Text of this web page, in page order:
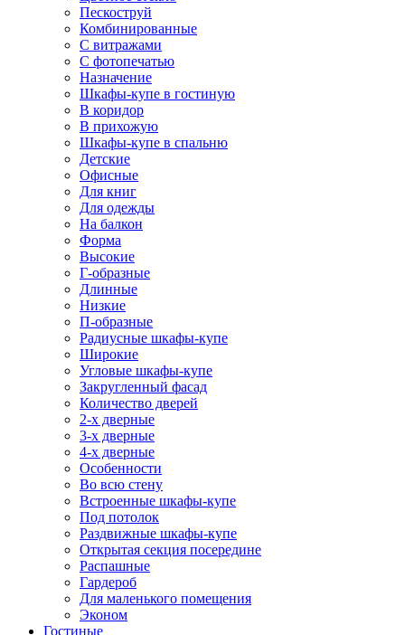
Пескоструй
Комбинированные
С витражами
С фотопечатью
Назначение
Шкафы-купе в гостиную
В коридор
В прихожую
Шкафы-купе в спальню
Детские
Офисные
Для книг
Для одежды
На балкон
Форма
Высокие
Г-образные
Длинные
Низкие
П-образные
Радиусные шкафы-купе
Широкие
Угловые шкафы-купе
Закругленный фасад
Количество дверей
2-х дверные
3-х дверные
4-х дверные
Особенности
Во всю стену
Встроенные шкафы-купе
Под потолок
Раздвижные шкафы-купе
Открытая секция посередине
Распашные
Гардероб
Для маленького помещения
Эконом
Гостиные